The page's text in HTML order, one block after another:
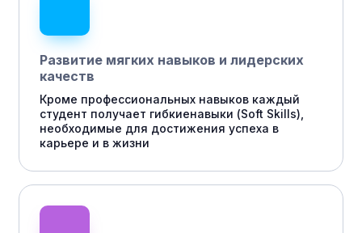
Развитие мягких навыков и лидерских
качеств
Кроме профессиональных навыков каждый
студент получает гибкиенавыки (Soft Skills),
необходимые для достижения успеха в
карьере и в жизни